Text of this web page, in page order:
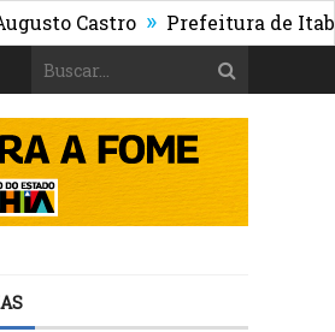
Castro » Prefeitura de Itabuna